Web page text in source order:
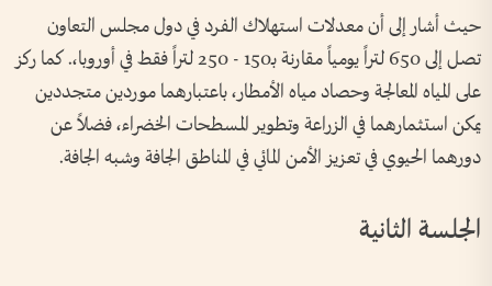
حيث أشار إلى أن معدلات استهلاك الفرد في دول مجلس التعاون
تصل إلى 650 لتراً يومياً مقارنة بـ150 - 250 لتراً فقط في أوروبا،. كما ركز
على المياه المعالجة وحصاد مياه الأمطار، باعتبارهما موردين متجددين
يمكن استثمارهما في الزراعة وتطوير المسطحات الخضراء، فضلاً عن
دورهما الحيوي في تعزيز الأمن المائي في المناطق الجافة وشبه الجافة.
الجلسة الثانية